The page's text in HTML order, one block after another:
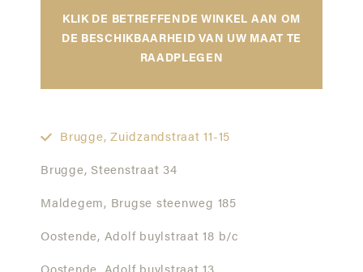
KLIK DE BETREFFENDE WINKEL AAN OM
DE BESCHIKBAARHEID VAN UW MAAT TE
RAADPLEGEN
Brugge, Zuidzandstraat 11-15
Brugge, Steenstraat 34
Maldegem, Brugse steenweg 185
Oostende, Adolf buylstraat 18 b/c